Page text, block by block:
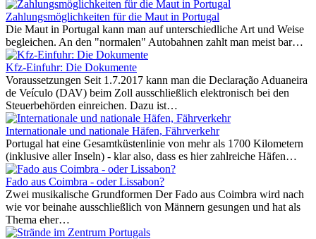
Zahlungsmöglichkeiten für die Maut in Portugal
Die Maut in Portugal kann man auf unterschiedliche Art und Weise
begleichen. An den "normalen" Autobahnen zahlt man meist bar…
Kfz-Einfuhr: Die Dokumente
Voraussetzungen Seit 1.7.2017 kann man die Declaração Aduaneira
de Veículo (DAV) beim Zoll ausschließlich elektronisch bei den
Steuerbehörden einreichen. Dazu ist…
Internationale und nationale Häfen, Fährverkehr
Portugal hat eine Gesamtküstenlinie von mehr als 1700 Kilometern
(inklusive aller Inseln) - klar also, dass es hier zahlreiche Häfen…
Fado aus Coimbra - oder Lissabon?
Zwei musikalische Grundformen Der Fado aus Coimbra wird nach
wie vor beinahe ausschließlich von Männern gesungen und hat als
Thema eher…